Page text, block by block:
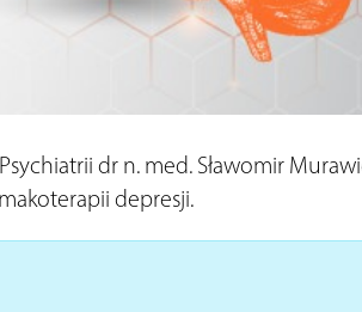
dr n. med. Sławomir
depresji.